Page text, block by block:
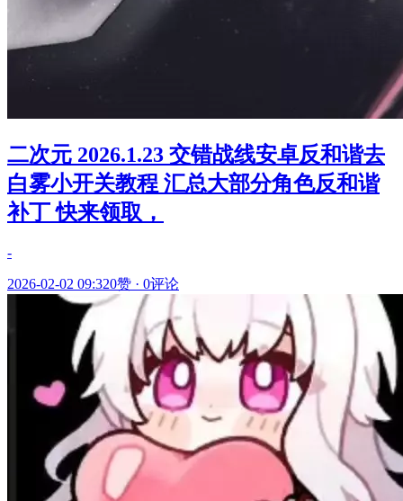
二次元 2026.1.23 交错战线安卓反和谐去
白雾小开关教程 汇总大部分角色反和谐
补丁 快来领取，
-
2026-02-02 09:320赞 · 0评论